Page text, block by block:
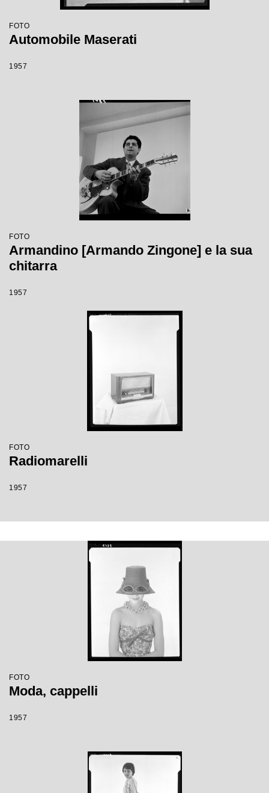
FOTO
Automobile Maserati
1957
FOTO
Armandino [Armando Zingone] e la sua
chitarra
1957
FOTO
Radiomarelli
1957
FOTO
Moda, cappelli
1957